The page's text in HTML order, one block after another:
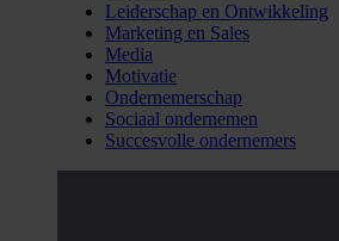
Leiderschap en Ontwikkeling
Marketing en Sales
Media
Motivatie
Ondernemerschap
Sociaal ondernemen
Succesvolle ondernemers